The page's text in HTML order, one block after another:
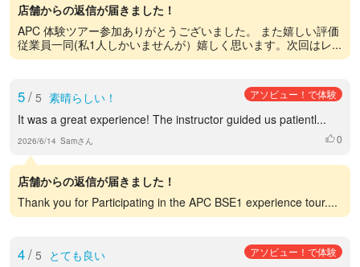
店舗からの返信が届きました！
APC 体験ツアー参加ありがとうございました。 また嬉しい評価
従業員一同(私1人しかいませんが）嬉しく思います。次回はレ...
5/ 5 素晴らしい！ アソビュー！で体験
It was a great experience! The instructor guided us patientl...
2026/6/14 Samさん いいね
0
店舗からの返信が届きました！
Thank you for Participating in the APC BSE1 experience tour....
4/ 5 とても良い アソビュー！で体験